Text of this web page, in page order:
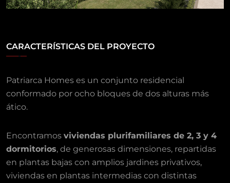
CARACTERÍSTICAS DEL PROYECTO
Patriarca Homes es un conjunto residencial
conformado por ocho bloques de dos alturas más
ático.
Encontramos viviendas plurifamiliares de 2, 3 y 4
dormitorios, de generosas dimensiones, repartidas
en plantas bajas con amplios jardines privativos,
viviendas en plantas intermedias con distintas